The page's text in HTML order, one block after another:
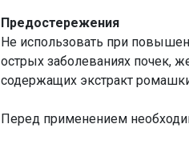
Предостережения
Не использовать при
острых заболеваниях почек,
содержащих экстракт
Перед применением